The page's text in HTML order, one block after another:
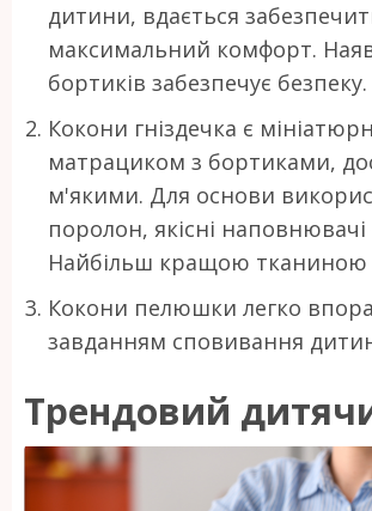
дитини, вдається
максимальний комфорт.
бортиків забезпечує безпеку.
Кокони гніздечка є
матрациком з бортиками,
м'якими. Для основи
поролон, якісні наповнювачі
Найбільш кращою тканиною
Кокони пелюшки легко
завданням сповивання
Трендовий